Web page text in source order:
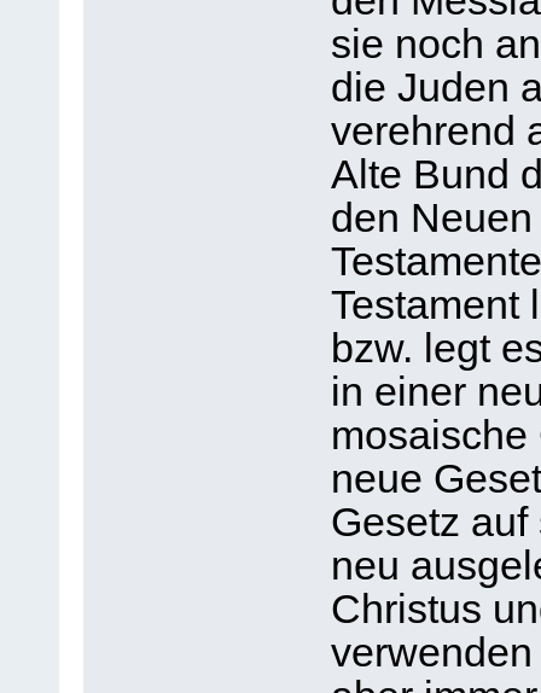
sie noch
die Juden
verehrend
Alte Bund
den
Testament
bzw. legt
in einer
mosaische
neue
Gesetz
neu
Christus